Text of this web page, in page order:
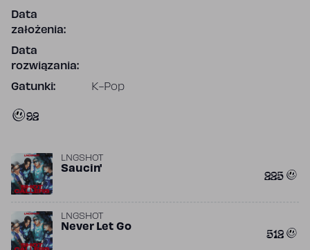
Data
założenia:
Data
rozwiązania:
Gatunki: K-Pop
92
LNGSHOT
Saucin' 225
LNGSHOT
Never Let Go 512